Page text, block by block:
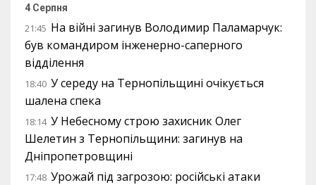
4 Серпня
21:45 На війні загинув Володимир Паламарчук:
був командиром інженерно-саперного
відділення
18:40 У середу на Тернопільщині очікується
шалена спека
18:14 У Небесному строю захисник Олег
Шелетин з Тернопільщини: загинув на
Дніпропетровщині
17:48 Урожай під загрозою: російські атаки